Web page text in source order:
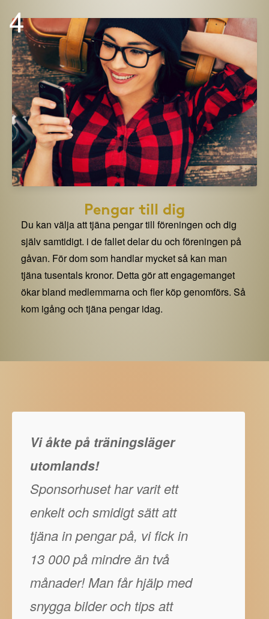
4
Pengar till dig
Du kan välja att tjäna pengar till föreningen och dig
själv samtidigt. i de fallet delar du och föreningen på
gåvan. För dom som handlar mycket så kan man
tjäna tusentals kronor. Detta gör att engagemanget
ökar bland medlemmarna och fler köp genomförs. Så
kom igång och tjäna pengar idag.
Vi åkte på träningsläger
utomlands!
Sponsorhuset har varit ett
enkelt och smidigt sätt att
tjäna in pengar på, vi fick in
13 000 på mindre än två
månader! Man får hjälp med
snygga bilder och tips att